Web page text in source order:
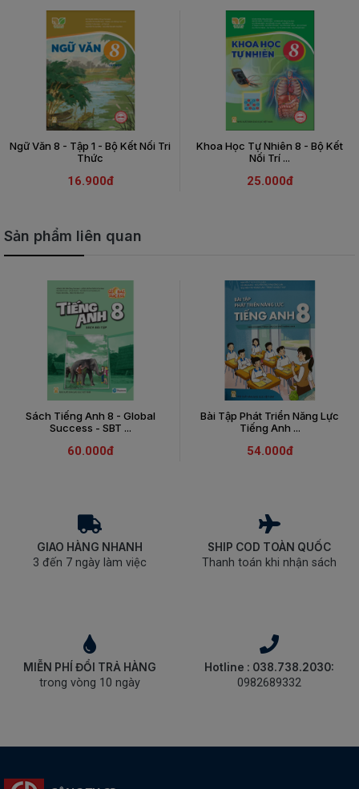
Ngữ Văn 8 - Tập 1 - Bộ Kết Nối Tri
Thức
16.900đ
Khoa Học Tự Nhiên 8 - Bộ Kết
Nối Trí ...
25.000đ
Sản phẩm liên quan
Sách Tiếng Anh 8 - Global
Success - SBT ...
60.000đ
Bài Tập Phát Triển Năng Lực
Tiếng Anh ...
54.000đ
GIAO HÀNG NHANH
3 đến 7 ngày làm việc
SHIP COD TOÀN QUỐC
Thanh toán khi nhận sách
MIỄN PHÍ ĐỔI TRẢ HÀNG
trong vòng 10 ngày
Hotline : 038.738.2030:
0982689332